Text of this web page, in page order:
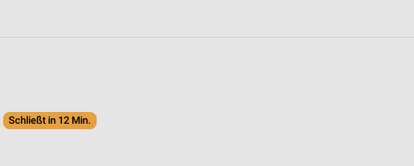
Schließt in 12 Min.